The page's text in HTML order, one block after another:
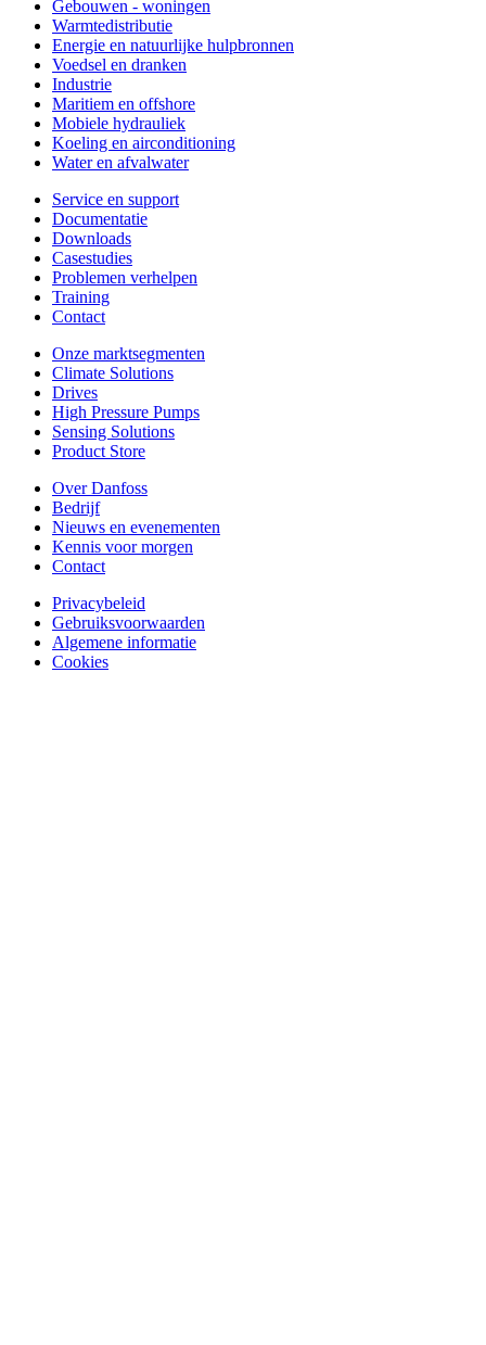
Gebouwen - woningen
Warmtedistributie
Energie en natuurlijke hulpbronnen
Voedsel en dranken
Industrie
Maritiem en offshore
Mobiele hydrauliek
Koeling en airconditioning
Water en afvalwater
Service en support
Documentatie
Downloads
Casestudies
Problemen verhelpen
Training
Contact
Onze marktsegmenten
Climate Solutions
Drives
High Pressure Pumps
Sensing Solutions
Product Store
Over Danfoss
Bedrijf
Nieuws en evenementen
Kennis voor morgen
Contact
Privacybeleid
Gebruiksvoorwaarden
Algemene informatie
Cookies